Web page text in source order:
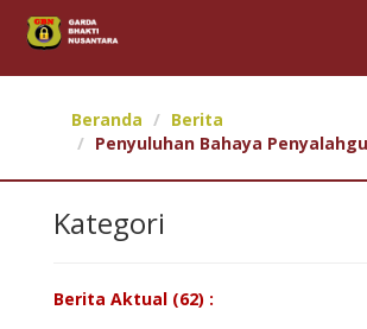
Beranda
Berita
Penyuluhan Bahaya
Kategori
Berita Aktual (62) :